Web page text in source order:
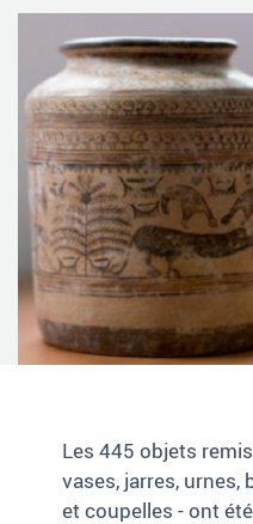
Les 445 objets
vases, jarres, urnes,
et coupelles - ont